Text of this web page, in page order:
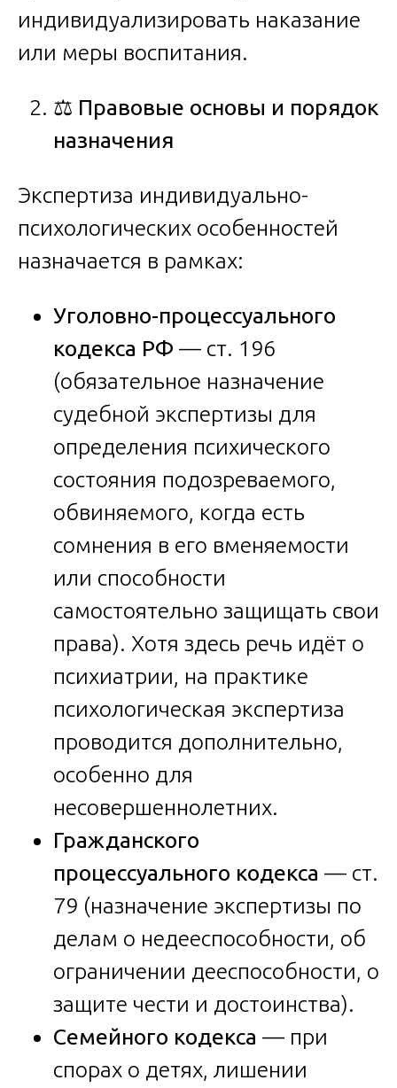
индивидуализировать наказание
или меры воспитания.
⚖️ Правовые основы и порядок
назначения
Экспертиза индивидуально-
психологических особенностей
назначается в рамках:
Уголовно-процессуального
кодекса РФ — ст. 196
(обязательное назначение
судебной экспертизы для
определения психического
состояния подозреваемого,
обвиняемого, когда есть
сомнения в его вменяемости
или способности
самостоятельно защищать свои
права). Хотя здесь речь идёт о
психиатрии, на практике
психологическая экспертиза
проводится дополнительно,
особенно для
несовершеннолетних.
Гражданского
процессуального кодекса — ст.
79 (назначение экспертизы по
делам о недееспособности, об
ограничении дееспособности, о
защите чести и достоинства).
Семейного кодекса — при
спорах о детях, лишении